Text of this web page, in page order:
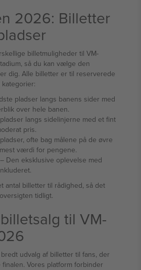
2026: Billetter
billetmuligheder til VM-
så du kan vælge den
dig. Alle billetter er til reserverede
pladser langs banens sider med
over hele banen.
langs sidelinjerne med et fint
pris.
ofte bag målene på de øvre
værdi for pengene.
– Den eksklusive oplevelse med
antal billetter til rådighed, så det
tidligt.
til VM-
udvalg af billetter til fans, der
Vores platform forbinder